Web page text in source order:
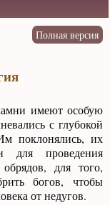
имеют особую
с глубокой
поклонялись, их
для проведения
для того,
богов, чтобы
от недугов.